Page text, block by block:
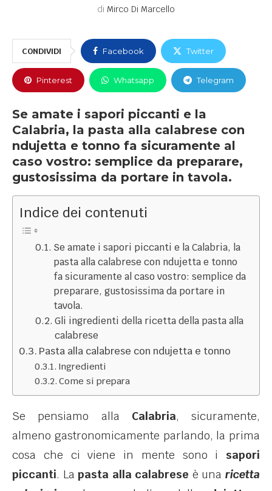
di Mirco Di Marcello
CONDIVIDI Facebook Twitter
Pinterest Whatsapp Telegram
Se amate i sapori piccanti e la
Calabria, la pasta alla calabrese con
ndujetta e tonno fa sicuramente al
caso vostro: semplice da preparare,
gustosissima da portare in tavola.
Indice dei contenuti
Se amate i sapori piccanti e la Calabria, la
pasta alla calabrese con ndujetta e tonno
fa sicuramente al caso vostro: semplice da
preparare, gustosissima da portare in
tavola.
Gli ingredienti della ricetta della pasta alla
calabrese
Pasta alla calabrese con ndujetta e tonno
Ingredienti
Come si prepara
Se pensiamo alla Calabria, sicuramente,
almeno gastronomicamente parlando, la prima
cosa che ci viene in mente sono i sapori
piccanti. Lapasta alla calabrese è unaricetta